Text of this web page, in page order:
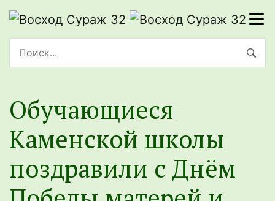
Обучающиеся
Каменской школы
поздравили с Днём